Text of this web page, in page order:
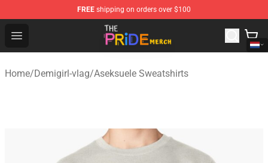
FREE shipping on orders over $100
Open menu
The Pride Shop - Official The Pride Merchandise Store
Home/Demigirl-vlag/Aseksuele Sweatshirts